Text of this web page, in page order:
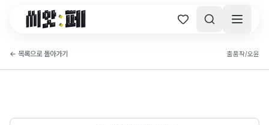
씨앗페 온라인 홈
← 목록으로 돌아가기 출품작/오윤